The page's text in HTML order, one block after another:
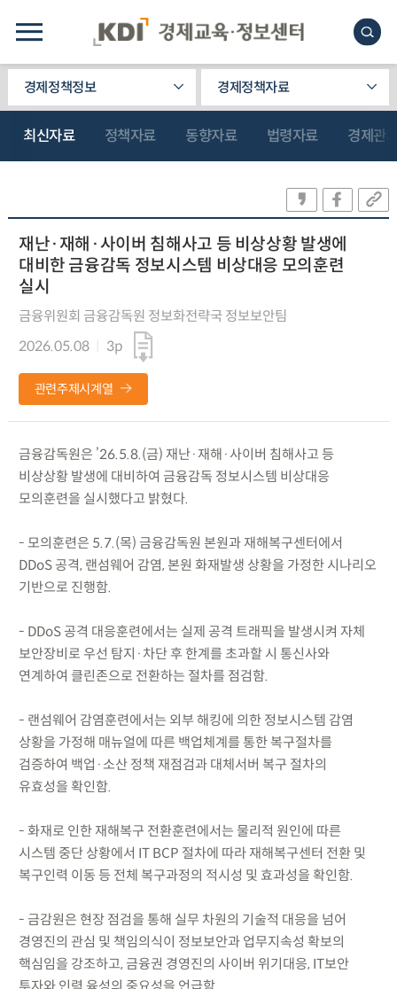
경제정책정보 경제정책자료
최신자료 정책자료 동향자료 법령자료 경제관
재난·재해·사이버 침해사고 등 비상상황 발생에
대비한 금융감독 정보시스템 비상대응 모의훈련
실시
금융위원회 금융감독원 정보화전략국 정보보안팀
2026.05.08
3p
관련주제시계열
금융감독원은 ’26.5.8.(금) 재난·재해·사이버 침해사고 등
비상상황 발생에 대비하여 금융감독 정보시스템 비상대응
모의훈련을 실시했다고 밝혔다.
- 모의훈련은 5.7.(목) 금융감독원 본원과 재해복구센터에서
DDoS 공격, 랜섬웨어 감염, 본원 화재발생 상황을 가정한 시나리오
기반으로 진행함.
- DDoS 공격 대응훈련에서는 실제 공격 트래픽을 발생시켜 자체
보안장비로 우선 탐지·차단 후 한계를 초과할 시 통신사와
연계하여 클린존으로 전환하는 절차를 점검함.
- 랜섬웨어 감염훈련에서는 외부 해킹에 의한 정보시스템 감염
상황을 가정해 매뉴얼에 따른 백업체계를 통한 복구절차를
검증하여 백업·소산 정책 재점검과 대체서버 복구 절차의
유효성을 확인함.
- 화재로 인한 재해복구 전환훈련에서는 물리적 원인에 따른
시스템 중단 상황에서 IT BCP 절차에 따라 재해복구센터 전환 및
복구인력 이동 등 전체 복구과정의 적시성 및 효과성을 확인함.
- 금감원은 현장 점검을 통해 실무 차원의 기술적 대응을 넘어
경영진의 관심 및 책임의식이 정보보안과 업무지속성 확보의
핵심임을 강조하고, 금융권 경영진의 사이버 위기대응, IT보안
투자와 인력 육성의 중요성을 언급함.